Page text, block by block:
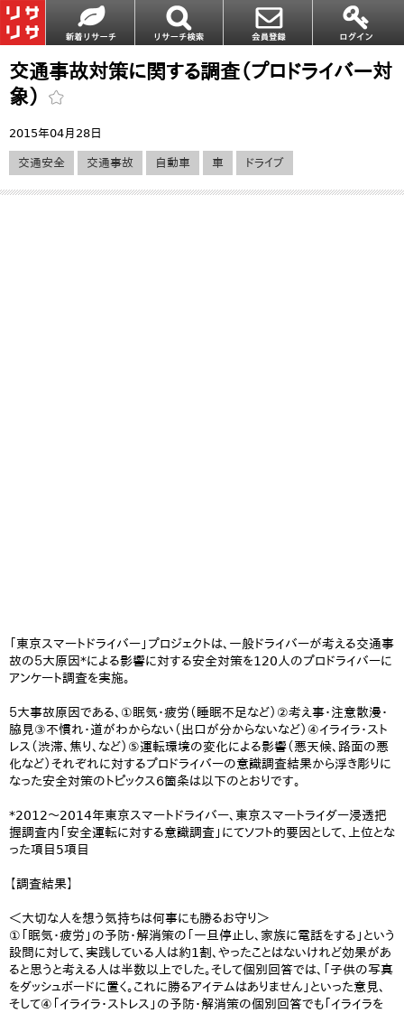
交通事故対策に関する調査（プロドライバー対
象）
2015年04月28日
交通安全 交通事故 自動車 車 ドライブ
「東京スマートドライバー」プロジェクトは、一般ドライバーが考える交通事
故の５大原因*による影響に対する安全対策を120人のプロドライバーに
アンケート調査を実施。
５大事故原因である、①眠気・疲労（睡眠不足など）②考え事・注意散漫・
脇見③不慣れ・道がわからない（出口が分からないなど）④イライラ・スト
レス（渋滞、焦り、など）⑤運転環境の変化による影響（悪天候、路面の悪
化など）それぞれに対するプロドライバーの意識調査結果から浮き彫りに
なった安全対策のトピックス６箇条は以下のとおりです。
*2012～2014年東京スマートドライバー、東京スマートライダー浸透把
握調査内「安全運転に対する意識調査」にてソフト的要因として、上位とな
った項目5項目
【調査結果】
＜大切な人を想う気持ちは何事にも勝るお守り＞
①「眠気・疲労」の予防・解消策の「一旦停止し、家族に電話をする」という
設問に対して、実践している人は約1割、やったことはないけれど効果があ
ると思うと考える人は半数以上でした。そして個別回答では、「子供の写真
をダッシュボードに置く。これに勝るアイテムはありません」といった意見、
そして④「イライラ・ストレス」の予防・解消策の個別回答でも「イライラを